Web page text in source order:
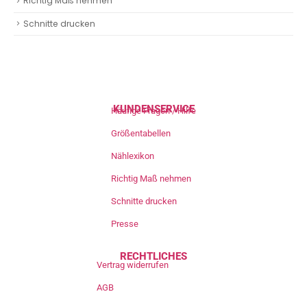
Schnitte drucken
KUNDENSERVICE
Häufige Fragen / Hilfe
Größentabellen
Nählexikon
Richtig Maß nehmen
Schnitte drucken
Presse
RECHTLICHES
Vertrag widerrufen
AGB